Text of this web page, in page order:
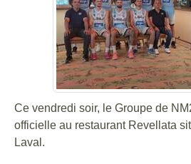
Ce vendredi soir, le Groupe de
officielle au restaurant Revellata
Laval.